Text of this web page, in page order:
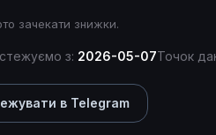
зачекати знижки.
з: 2026-05-07Точок
в Telegram